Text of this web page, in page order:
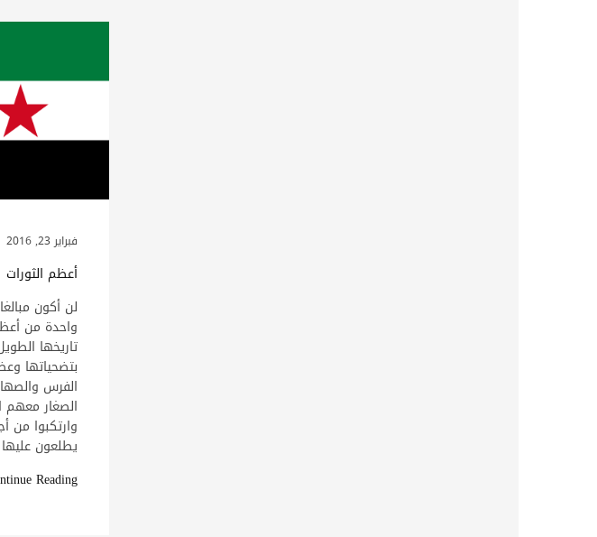
فبراير 23, 2016
أعظم الثورات
لن أكون
واحدة من
تاريخها
بتضحياتها
الفرس
الصغار
وارتكبوا
يطلعون
Reading